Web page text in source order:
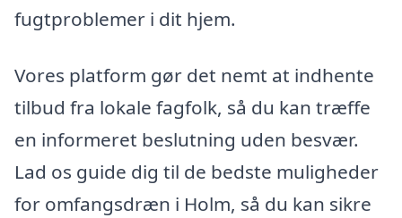
fugtproblemer i dit hjem.
Vores platform gør det nemt at indhente
tilbud fra lokale fagfolk, så du kan træffe
en informeret beslutning uden besvær.
Lad os guide dig til de bedste muligheder
for omfangsdræn i Holm, så du kan sikre